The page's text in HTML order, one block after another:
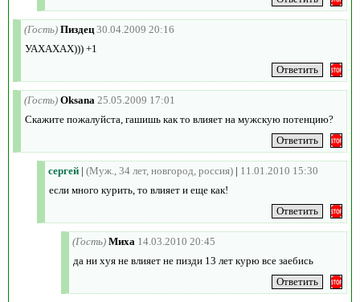
(Гость) Пиздец 30.04.2009 20:16
УАХАХАХ))) +1
(Гость) Oksana 25.05.2009 17:01
Скажите пожалуйста, гашишь как то влияет на мужскую потенцию?
сергей | (Муж., 34 лет, новгород, россия) | 11.01.2010 15:30
если много курить, то влияет и еще как!
(Гость) Миха 14.03.2010 20:45
да ни хуя не влияет не пизди 13 лет курю все заебись